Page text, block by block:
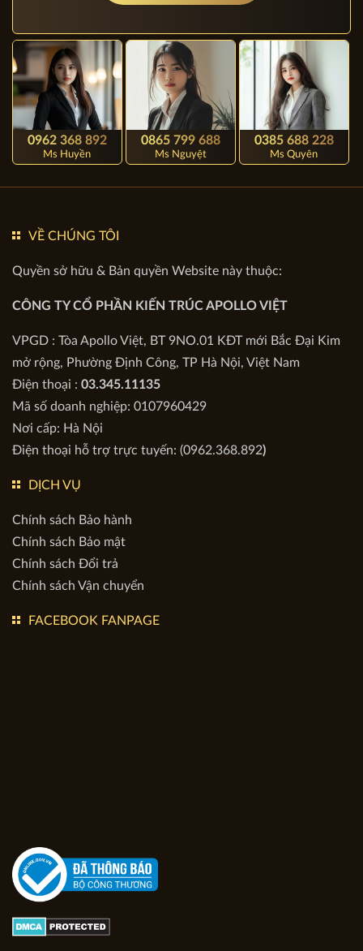
0962 368 892
Ms Huyền
0865 799 688
Ms Nguyệt
0385 688 228
Ms Quyên
VỀ CHÚNG TÔI
Quyền sở hữu & Bản quyền Website này thuộc:
CÔNG TY CỔ PHẦN KIẾN TRÚC APOLLO VIỆT
VPGD : Tòa Apollo Việt, BT 9NO.01 KĐT mới Bắc Đại Kim
mở rộng, Phường Định Công, TP Hà Nội, Việt Nam
Điện thoại : 03.345.11135
Mã số doanh nghiệp: 0107960429
Nơi cấp: Hà Nội
Điện thoại hỗ trợ trực tuyến: (0962.368.892)
DỊCH VỤ
Chính sách Bảo hành
Chính sách Bảo mật
Chính sách Đổi trả
Chính sách Vận chuyển
FACEBOOK FANPAGE